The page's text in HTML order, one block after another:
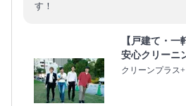
す！
【戸建て・一
安心クリーニ
クリーンプラス+